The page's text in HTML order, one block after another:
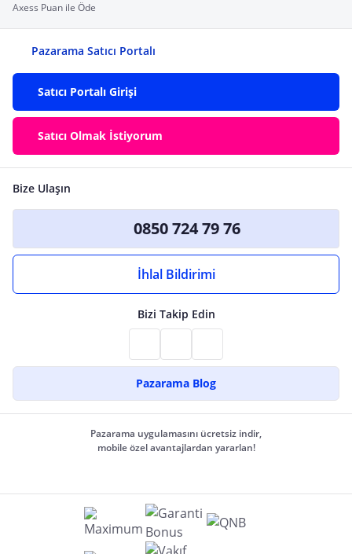
Axess Puan ile Öde
Pazarama Satıcı Portalı
Satıcı Portalı Girişi
Satıcı Olmak İstiyorum
Bize Ulaşın
0850 724 79 76
İhlal Bildirimi
Bizi Takip Edin
Pazarama Blog
Pazarama uygulamasını ücretsiz indir,
mobile özel avantajlardan yararlan!